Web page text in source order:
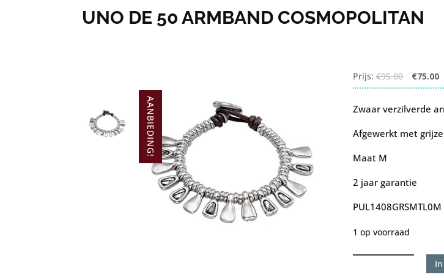
UNO DE 50 ARMBAND COSMOPOLITAN
AANBIEDING!
Prijs:€95.00
prijs
was:
€75.00
Zwaar verzilverde
Afgewerkt met
Maat M
2 jaar garantie
PUL1408GRSMTL0M
1 op voorraad